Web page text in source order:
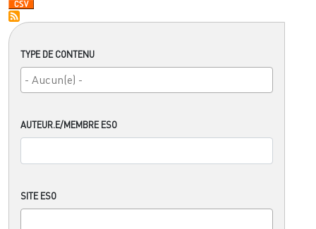
TYPE DE CONTENU
AUTEUR.E/MEMBRE ESO
SITE ESO